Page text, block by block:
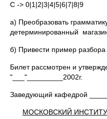
C -> 0|1|2|3|4|5|6|7|8|9
a) Преобразовать
детерминированный
б) Привести пример
Билет рассмотрен и
"___"_________2002г.
Заведующий кафедрой
МОСКОВСКИЙ